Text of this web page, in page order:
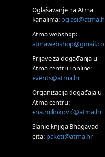
Online
Postanite Nositelj Vibracije
Visoko
Alemka Dauskardt –
konstelacija
Zagreb
HOD PO ŽERAVICI –
SoulFest – Festival glazbe,
Zagreb
Access BARS® edukacija
Oglašavanje na Atma
kanalima:
Atma webshop:
Prijave za događanja u
Atma centru i online:
events@atma.hr
Organizacija događaja u
Atma centru:
ena.milinković@atma.hr
Slanje knjiga Bhagavad-
gita: paketi@atma.hr